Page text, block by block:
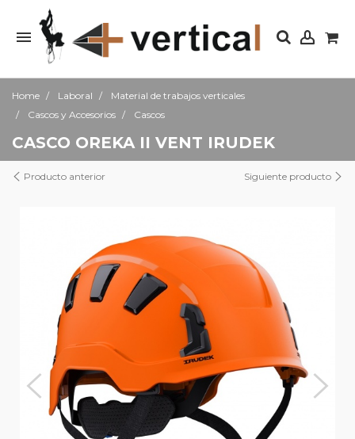
Home Laboral
Material de trabajos verticales
Cascos y Accesorios
Cascos
CASCO OREKA II VENT IRUDEK
Producto anterior Siguiente producto